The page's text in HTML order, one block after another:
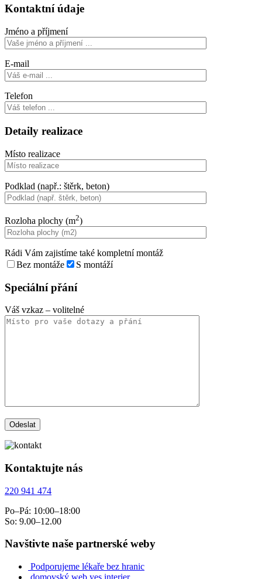
Kontaktní údaje
Jméno a příjmení
E-mail
Telefon
Detaily realizace
Místo realizace
Podklad (např.: štěrk, beton)
Rozloha plochy (m2)
Rádi Vám zajistíme také kompletní montáž
Bez montáže
S montáží
Speciální přání
Váš vzkaz – volitelné
Kontaktujte nás
220 941 474
Po–Pá: 10:00–18:00
So: 9.00–12.00
Navštivte naše partnerské weby
Podporujeme lékaře bez hranic